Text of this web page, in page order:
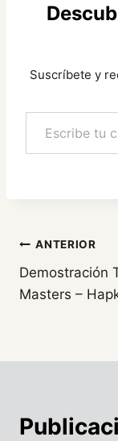
Suscríbete y
Escribe tu correo electrónico…
de
ANTERIOR
Demostración
Masters –